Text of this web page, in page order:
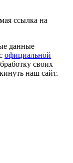
ссылка на
данные
официальной
своих
наш сайт.